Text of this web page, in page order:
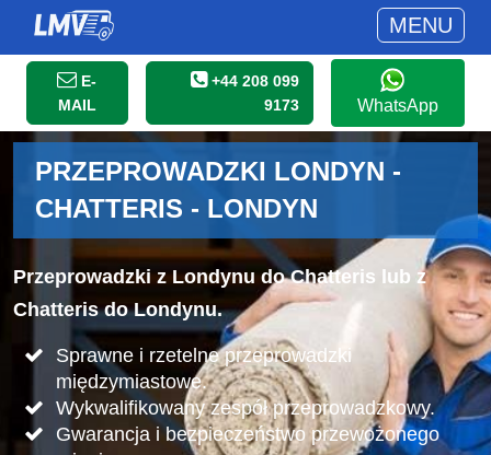
MENU
E-
MAIL
+44 208 099
9173
WhatsApp
PRZEPROWADZKI LONDYN -
CHATTERIS - LONDYN
Przeprowadzki z Londynu do Chatteris lub z
Chatteris do Londynu.
Sprawne i rzetelne przeprowadzki
międzymiastowe.
Wykwalifikowany zespół przeprowadzkowy.
Gwarancja i bezpieczeństwo przewożonego